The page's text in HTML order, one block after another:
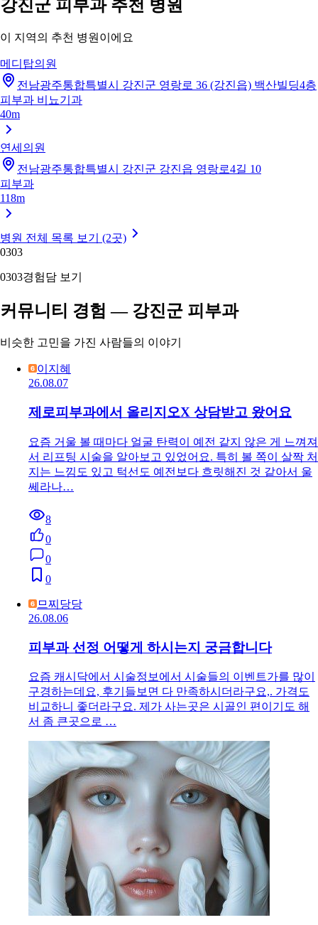
강진군 피부과 추천 병원
이 지역의 추천 병원이에요
메디탑의원
전남광주통합특별시 강진군 영랑로 36 (강진읍) 백산빌딩4층
피부과 비뇨기과
40m
연세의원
전남광주통합특별시 강진군 강진읍 영랑로4길 10
피부과
118m
병원 전체 목록 보기 (2곳)
0303
0303경험담 보기
커뮤니티 경험 — 강진군 피부과
비슷한 고민을 가진 사람들의 이야기
이지혜
26.08.07
제로피부과에서 올리지오X 상담받고 왔어요
요즘 거울 볼 때마다 얼굴 탄력이 예전 같지 않은 게 느껴져
서 리프팅 시술을 알아보고 있었어요. 특히 볼 쪽이 살짝 처
지는 느낌도 있고 턱선도 예전보다 흐릿해진 것 같아서 울
쎄라나…
8
0
0
0
므찌당당
26.08.06
피부과 선정 어떻게 하시는지 궁금합니다
요즘 캐시닥에서 시술정보에서 시술들의 이벤트가를 많이
구경하는데요, 후기들보면 다 만족하시더라구요,. 가격도
비교하니 좋더라구요. 제가 사는곳은 시골인 편이기도 해
서 좀 큰곳으로 …